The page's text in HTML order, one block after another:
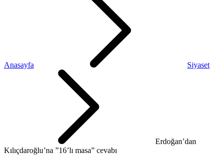
Anasayfa Siyaset
Erdoğan’dan
Kılıçdaroğlu’na ”16’lı masa” cevabı